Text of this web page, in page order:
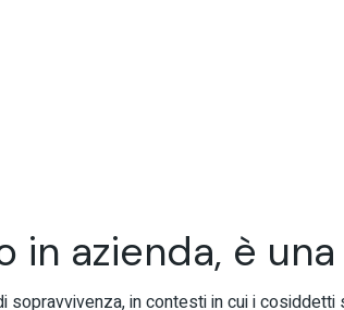
in azienda, è
sopravvivenza, in contesti in cui i